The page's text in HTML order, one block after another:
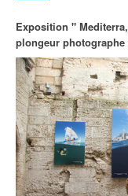
Exposition "
plongeur photographe